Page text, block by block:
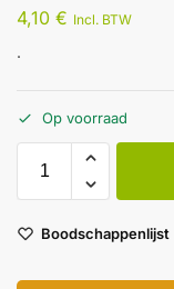
4,10 € Incl. BTW
.
Op voorraad
Boodschappenlijst